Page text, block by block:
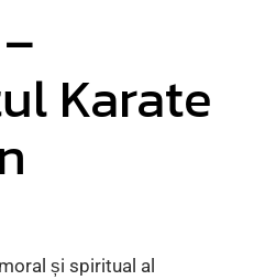
Karate
și spiritual al